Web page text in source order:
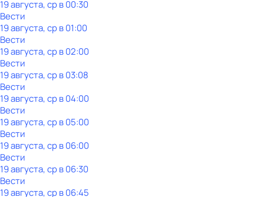
19 августа, ср в 00:30
Вести
19 августа, ср в 01:00
Вести
19 августа, ср в 02:00
Вести
19 августа, ср в 03:08
Вести
19 августа, ср в 04:00
Вести
19 августа, ср в 05:00
Вести
19 августа, ср в 06:00
Вести
19 августа, ср в 06:30
Вести
19 августа, ср в 06:45